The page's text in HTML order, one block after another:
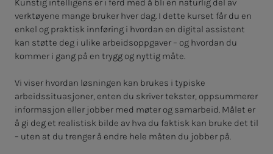
verktøyene mange bruker hver dag. I dette kurset får du en
enkel og praktisk innføring i hvordan en digital assistent
kan støtte deg i ulike arbeidsoppgaver – og hvordan du
kommer i gang på en trygg og nyttig måte.
Vi viser hvordan løsningen kan brukes i typiske
arbeidssituasjoner, enten du skriver tekster, oppsummerer
informasjon eller jobber med møter og samarbeid. Målet er
å gi deg et realistisk bilde av hva du faktisk kan bruke det til
– uten at du trenger å endre hele måten du jobber på.